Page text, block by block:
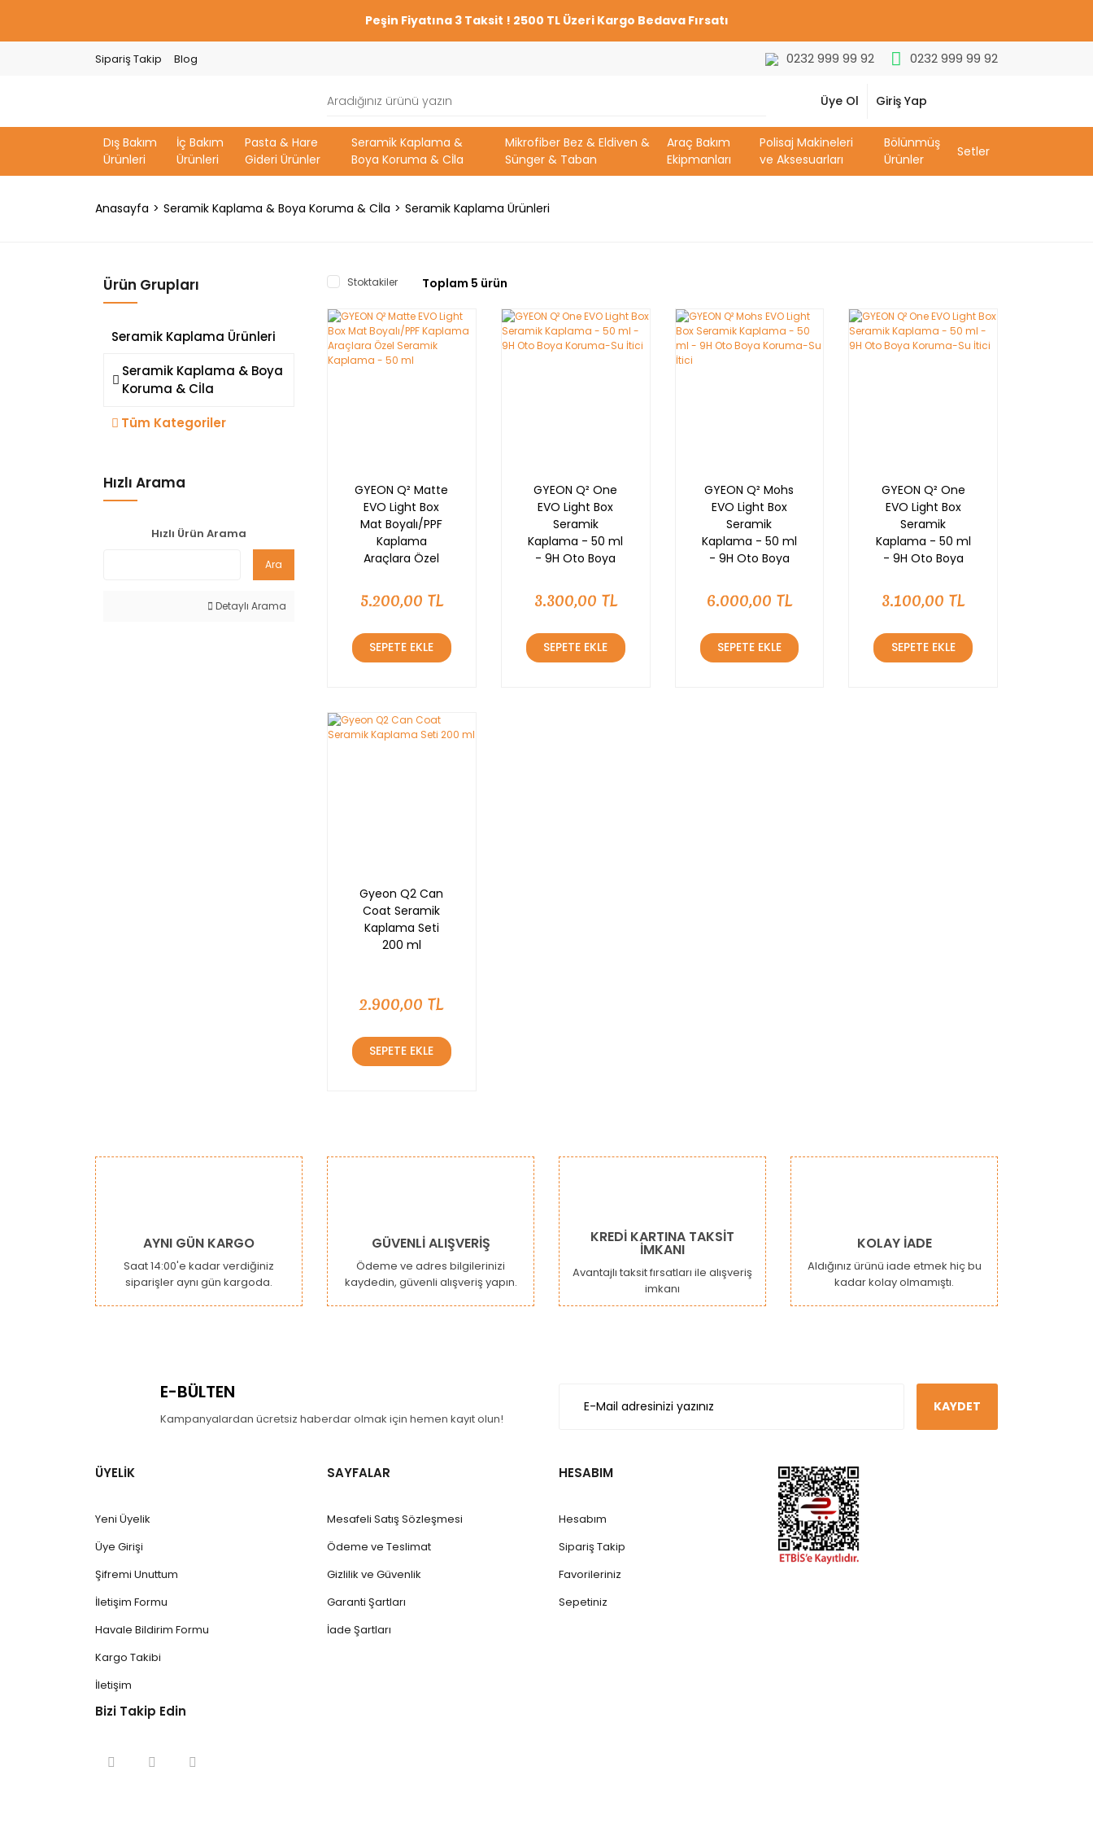
Peşin Fiyatına 3 Taksit ! 2500 TL Üzeri Kargo Bedava Fırsatı
Sipariş Takip Blog 0232 999 99 92 0232 999 99 92
Üye Ol Giriş Yap
Dış Bakım
Ürünleri
İç Bakım
Ürünleri
Pasta & Hare
Gideri Ürünler
Seramik Kaplama &
Boya Koruma & Cİla
Mikrofiber Bez & Eldiven &
Sünger & Taban
Araç Bakım
Ekipmanları
Polisaj Makineleri
ve Aksesuarları
Bölünmüş
Ürünler
Setler
Anasayfa Seramik Kaplama & Boya Koruma & Cİla Seramik Kaplama Ürünleri
Ürün Grupları
Seramik Kaplama Ürünleri
Seramik Kaplama & Boya
Koruma & Cİla
Tüm Kategoriler
Hızlı Arama
Hızlı Ürün Arama
Ara
Detaylı Arama
Stoktakiler Toplam 5 ürün
GYEON Q² Matte
EVO Light Box
Mat Boyalı/PPF
Kaplama
Araçlara Özel
Kaplama - 50 ml
5.200,00 TL
SEPETE EKLE
GYEON Q² One
EVO Light Box
Seramik
Kaplama - 50 ml
- 9H Oto Boya
3.300,00 TL
SEPETE EKLE
GYEON Q² Mohs
EVO Light Box
Seramik
Kaplama - 50 ml
- 9H Oto Boya
6.000,00 TL
SEPETE EKLE
GYEON Q² One
EVO Light Box
Seramik
Kaplama - 50 ml
- 9H Oto Boya
3.100,00 TL
SEPETE EKLE
Gyeon Q2 Can
Coat Seramik
Kaplama Seti
200 ml
2.900,00 TL
SEPETE EKLE
AYNI GÜN KARGO
Saat 14:00'e kadar verdiğiniz
siparişler aynı gün kargoda.
GÜVENLİ ALIŞVERİŞ
Ödeme ve adres bilgilerinizi
kaydedin, güvenli alışveriş yapın.
KREDİ KARTINA TAKSİT
İMKANI
Avantajlı taksit fırsatları ile alışveriş
imkanı
KOLAY İADE
Aldığınız ürünü iade etmek hiç bu
kadar kolay olmamıştı.
E-BÜLTEN
Kampanyalardan ücretsiz haberdar olmak için hemen kayıt olun!
KAYDET
ÜYELİK
Yeni Üyelik
Üye Girişi
Şifremi Unuttum
İletişim Formu
Havale Bildirim Formu
Kargo Takibi
İletişim
SAYFALAR
Mesafeli Satış Sözleşmesi
Ödeme ve Teslimat
Gizlilik ve Güvenlik
Garanti Şartları
İade Şartları
HESABIM
Hesabım
Sipariş Takip
Favorileriniz
Sepetiniz
Bizi Takip Edin